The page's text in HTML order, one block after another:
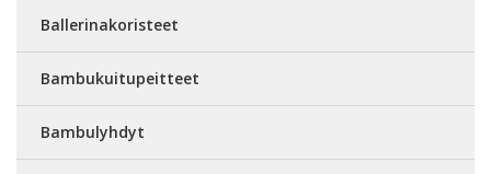
Ballerinakoristeet
Bambukuitupeitteet
Bambulyhdyt